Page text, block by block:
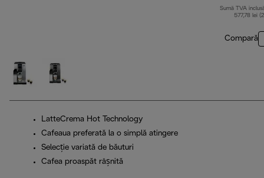
Sumă TVA
577,78 lei
Compară
LatteCrema Hot Technology
Cafeaua preferată la o simplă atingere
Selecție variată de băuturi
Cafea proaspăt râșnită